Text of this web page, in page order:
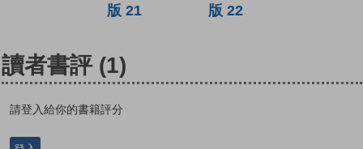
版 21
版 22
讀者書評 (1)
請登入給你的書籍評分